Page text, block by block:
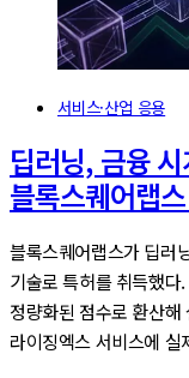
서비스·산업 응용
딥러닝, 금융
블록스퀘어랩
블록스퀘어랩스가 딥러
기술로 특허를 취득했다
정량화된 점수로 환산
라이징엑스 서비스에 실